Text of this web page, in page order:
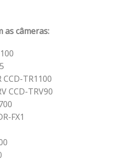
as câmeras:
TR1100
CCD-TRV90
FX1